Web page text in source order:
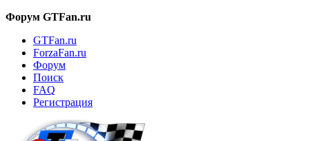
Форум GTFan.ru
GTFan.ru
ForzaFan.ru
Форум
Поиск
FAQ
Регистрация